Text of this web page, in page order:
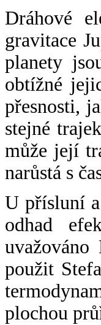
Dráhové
gravitace
planety
obtížné
přesnosti,
stejné
může její
narůstá s
U přísluní
odhad
použit
plochou